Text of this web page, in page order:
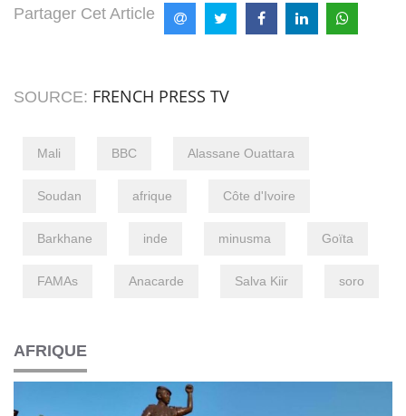
Partager Cet Article
SOURCE: FRENCH PRESS TV
Mali BBC Alassane Ouattara
Soudan afrique Côte d'Ivoire
Barkhane inde minusma Goïta
FAMAs Anacarde Salva Kiir soro
AFRIQUE